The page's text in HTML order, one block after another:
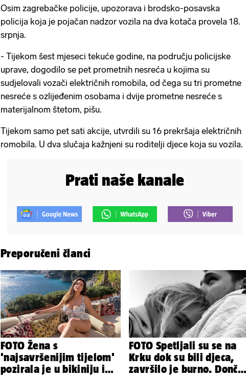
Osim zagrebačke policije, upozorava i brodsko-posavska
policija koja je pojačan nadzor vozila na dva kotača provela 18.
srpnja.
- Tijekom šest mjeseci tekuće godine, na području policijske
uprave, dogodilo se pet prometnih nesreća u kojima su
sudjelovali vozači električnih romobila, od čega su tri prometne
nesreće s ozlijeđenim osobama i dvije prometne nesreće s
materijalnom štetom, pišu.
Tijekom samo pet sati akcije, utvrdili su 16 prekršaja električnih
romobila. U dva slučaja kažnjeni su roditelji djece koja su vozila.
Prati naše kanale
Preporučeni članci
FOTO Žena s
'najsavršenijim tijelom'
pozirala je u bikiniju i
FOTO Spetljali su se na
Krku dok su bili djeca,
završilo je burno. Dončić